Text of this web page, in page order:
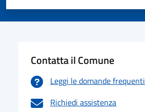
Valuta 5 stelle su 5
Valuta 4 stelle su 5
Valuta 3 stelle su 5
Valuta 2 stelle su 5
Valuta 1 stelle su 5
Contatta il Comune
Leggi le domande frequenti
Richiedi assistenza